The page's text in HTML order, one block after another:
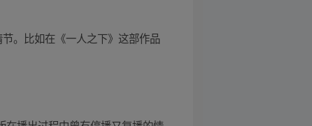
。比如在《一人之下》这部作品